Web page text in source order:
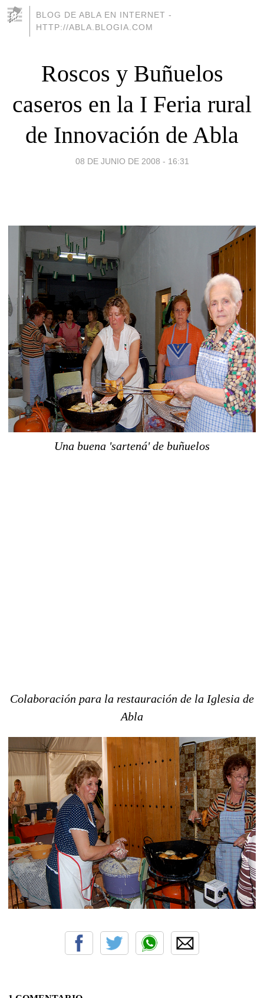
BLOG DE ABLA EN INTERNET -
HTTP://ABLA.BLOGIA.COM
Roscos y Buñuelos
caseros en la I Feria rural
de Innovación de Abla
08 DE JUNIO DE 2008 - 16:31
Una buena 'sartená' de buñuelos
Colaboración para la restauración de la Iglesia de
Abla